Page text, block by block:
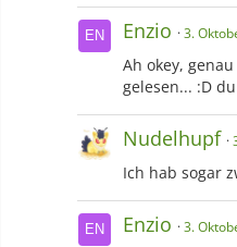
Enzio 3.
Ah okey,
gelesen... :D
Nudelhupf
Ich hab sogar
Enzio 3.